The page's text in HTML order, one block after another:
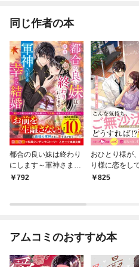
同じ作者の本
都合の良い妹は終わり
にします～軍神さまと
幸せな結婚～
792
おひとり様が
り様に恋をし
S付き】
825
アムコミのおすすめ本